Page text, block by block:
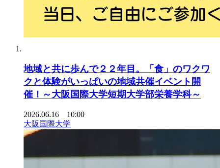
地域と共に歩んで２２年目。「食」のワクワ
クと体験がいっぱいの地域共催イベント開
催！～大阪国際大学短期大学部栄養学科～
2026.06.16 10:00
大阪国際大学